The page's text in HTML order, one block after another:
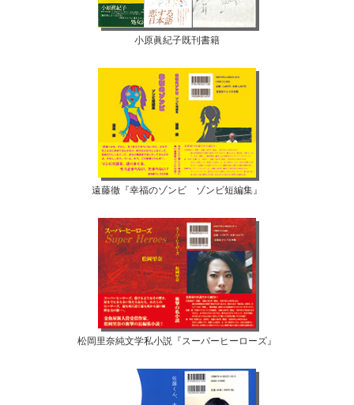
小原眞紀子既刊書籍
遠藤徹『幸福のゾンビ ゾンビ短編集』
松岡里奈純文学私小説『スーパーヒーローズ』